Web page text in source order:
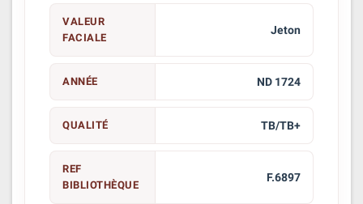
VALEUR
FACIALE
Jeton
ANNÉE ND 1724
QUALITÉ TB/TB+
REF
BIBLIOTHÈQUE
F.6897